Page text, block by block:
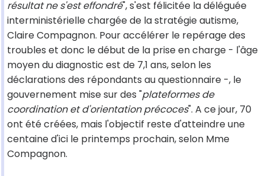
résultat ne s'est effondré", s'est félicitée la déléguée
interministérielle chargée de la stratégie autisme,
Claire Compagnon. Pour accélérer le repérage des
troubles et donc le début de la prise en charge - l'âge
moyen du diagnostic est de 7,1 ans, selon les
déclarations des répondants au questionnaire -, le
gouvernement mise sur des "plateformes de
coordination et d'orientation précoces". A ce jour, 70
ont été créées, mais l'objectif reste d'atteindre une
centaine d'ici le printemps prochain, selon Mme
Compagnon.